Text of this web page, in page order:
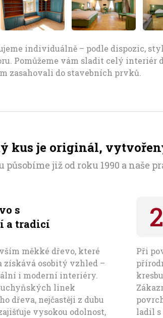
individuálně – podle dispozic,
Pomůžeme vám sladit celý interiér
zasahovali do stavebních prvků.
kus je originál,
působíme již od roku 1990 a naše
s
a tradicí
měkké dřevo, které
získává osobitý vzhled –
i moderní interiéry.
linek
dřeva, nejčastěji z dubu
vysokou odolnost,
Při
ladil s